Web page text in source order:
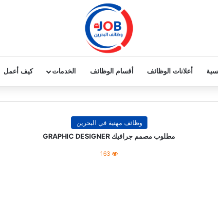
أعلانات الوظائف أقسام الوظائف الخدمات كيف أعمل
وظائف مهنية في البحرين
مطلوب مصمم جرافيك GRAPHIC DESIGNER
163